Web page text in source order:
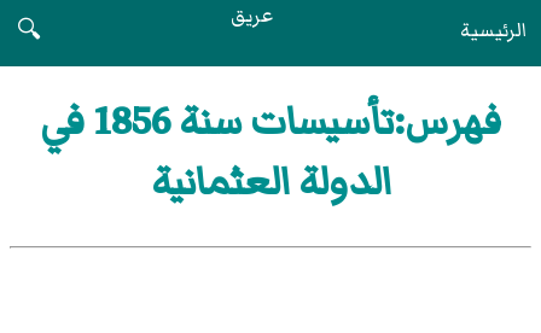
الرئيسية عريق
🔍
فهرس:تأسيسات سنة 1856 في
الدولة العثمانية